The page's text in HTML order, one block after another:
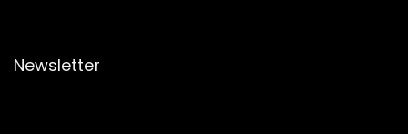
Newsletter